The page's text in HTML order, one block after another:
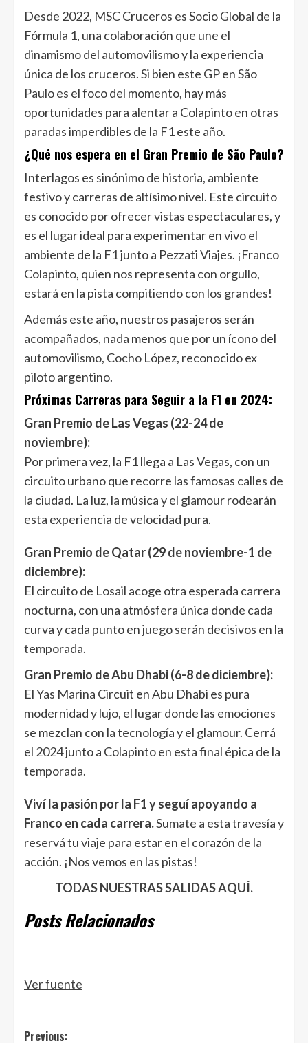
Desde 2022, MSC Cruceros es Socio Global de la
Fórmula 1, una colaboración que une el
dinamismo del automovilismo y la experiencia
única de los cruceros. Si bien este GP en São
Paulo es el foco del momento, hay más
oportunidades para alentar a Colapinto en otras
paradas imperdibles de la F1 este año.
¿Qué nos espera en el Gran Premio de São Paulo?
Interlagos es sinónimo de historia, ambiente
festivo y carreras de altísimo nivel. Este circuito
es conocido por ofrecer vistas espectaculares, y
es el lugar ideal para experimentar en vivo el
ambiente de la F1 junto a Pezzati Viajes. ¡Franco
Colapinto, quien nos representa con orgullo,
estará en la pista compitiendo con los grandes!
Además este año, nuestros pasajeros serán
acompañados, nada menos que por un ícono del
automovilismo, Cocho López, reconocido ex
piloto argentino.
Próximas Carreras para Seguir a la F1 en 2024:
Gran Premio de Las Vegas (22-24 de
noviembre):
Por primera vez, la F1 llega a Las Vegas, con un
circuito urbano que recorre las famosas calles de
la ciudad. La luz, la música y el glamour rodearán
esta experiencia de velocidad pura.
Gran Premio de Qatar (29 de noviembre-1 de
diciembre):
El circuito de Losail acoge otra esperada carrera
nocturna, con una atmósfera única donde cada
curva y cada punto en juego serán decisivos en la
temporada.
Gran Premio de Abu Dhabi (6-8 de diciembre):
El Yas Marina Circuit en Abu Dhabi es pura
modernidad y lujo, el lugar donde las emociones
se mezclan con la tecnología y el glamour. Cerrá
el 2024 junto a Colapinto en esta final épica de la
temporada.
Viví la pasión por la F1 y seguí apoyando a
Franco en cada carrera.Sumate a esta travesía y
reservá tu viaje para estar en el corazón de la
acción. ¡Nos vemos en las pistas!
TODAS NUESTRAS SALIDAS AQUÍ.
Posts Relacionados
Ver fuente
Previous: